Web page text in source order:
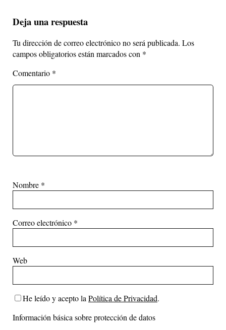
Deja una respuesta
Tu dirección de correo electrónico no será publicada. Los
campos obligatorios están marcados con *
Comentario *
Nombre *
Correo electrónico *
Web
He leído y acepto laPolítica de Privacidad.
Información básica sobre protección de datos